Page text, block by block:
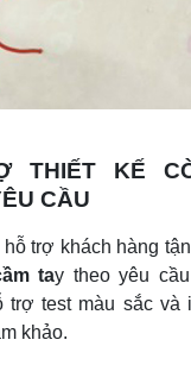
THIẾT KẾ
CẦU
trợ khách hàng
tay theo yêu
trợ test màu sắc và
khảo.